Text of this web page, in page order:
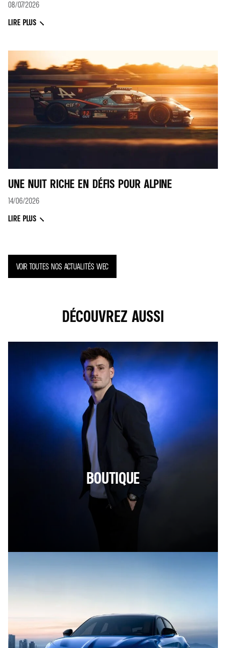
08/07/2026
LIRE PLUS
UNE NUIT RICHE EN DÉFIS POUR ALPINE
14/06/2026
LIRE PLUS
VOIR TOUTES NOS ACTUALITÉS WEC
DÉCOUVREZ AUSSI
BOUTIQUE